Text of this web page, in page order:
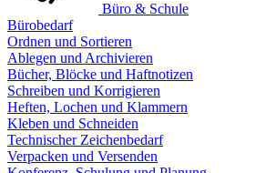
Büro & Schule
Bürobedarf
Ordnen und Sortieren
Ablegen und Archivieren
Bücher, Blöcke und Haftnotizen
Schreiben und Korrigieren
Heften, Lochen und Klammern
Kleben und Schneiden
Technischer Zeichenbedarf
Verpacken und Versenden